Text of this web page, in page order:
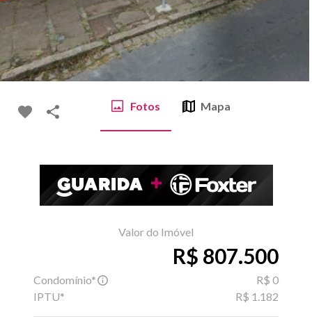
Fotos Mapa
Valor do Imóvel
R$ 807.500
Condomínio*
R$ 0
IPTU*
R$ 1.182